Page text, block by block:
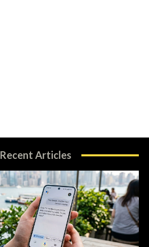
Recent Articles